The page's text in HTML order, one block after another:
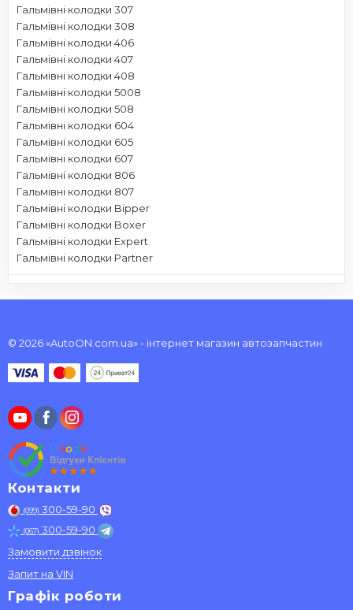
Гальмівні колодки 307
Гальмівні колодки 308
Гальмівні колодки 406
Гальмівні колодки 407
Гальмівні колодки 408
Гальмівні колодки 5008
Гальмівні колодки 508
Гальмівні колодки 604
Гальмівні колодки 605
Гальмівні колодки 607
Гальмівні колодки 806
Гальмівні колодки 807
Гальмівні колодки Bipper
Гальмівні колодки Boxer
Гальмівні колодки Expert
Гальмівні колодки Partner
© 2026 «AutoON.com.ua» - інтернет магазин автозапчастин
Контакти
(099) 300-59-90
(067) 300-59-90
Замовити дзвінок
Запит на VIN
Графік роботи